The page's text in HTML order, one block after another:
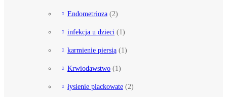
Endometrioza (2)
infekcja u dzieci (1)
karmienie piersią (1)
Krwiodawstwo (1)
łysienie plackowate (2)